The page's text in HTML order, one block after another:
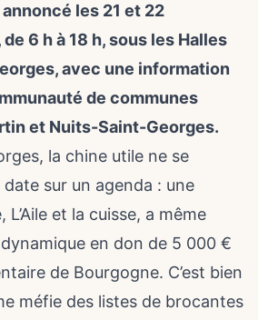
les 21 et 22
6 h à 18 h, sous les Halles
avec une information
de communes
et Nuits-Saint-Georges.
la chine utile ne se
date sur un agenda : une
et la cuisse, a même
en don de 5 000 €
de Bourgogne. C’est bien
méfie des listes de brocantes